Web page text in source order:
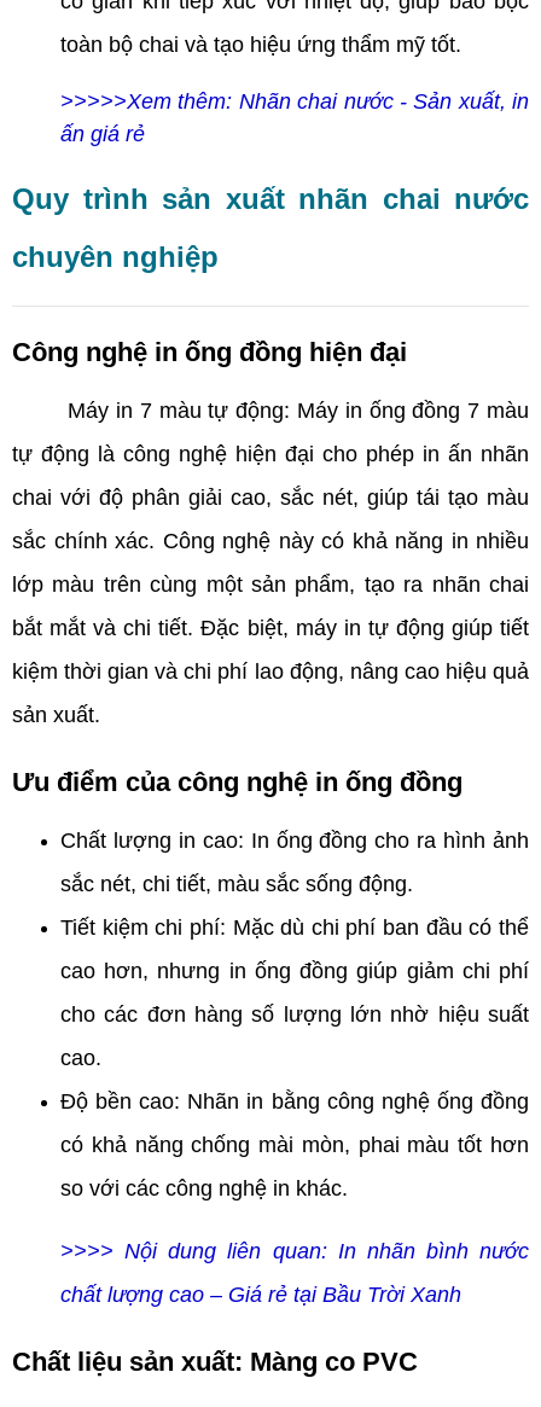
toàn bộ chai và tạo hiệu ứng thẩm mỹ tốt.
>>>>>Xem thêm: Nhãn chai nước - Sản xuất, in
ấn giá rẻ
Quy trình sản xuất nhãn chai nước
chuyên nghiệp
Công nghệ in ống đồng hiện đại
Máy in 7 màu tự động: Máy in ống đồng 7 màu
tự động là công nghệ hiện đại cho phép in ấn nhãn
chai với độ phân giải cao, sắc nét, giúp tái tạo màu
sắc chính xác. Công nghệ này có khả năng in nhiều
lớp màu trên cùng một sản phẩm, tạo ra nhãn chai
bắt mắt và chi tiết. Đặc biệt, máy in tự động giúp tiết
kiệm thời gian và chi phí lao động, nâng cao hiệu quả
sản xuất.
Ưu điểm của công nghệ in ống đồng
Chất lượng in cao: In ống đồng cho ra hình ảnh
sắc nét, chi tiết, màu sắc sống động.
Tiết kiệm chi phí: Mặc dù chi phí ban đầu có thể
cao hơn, nhưng in ống đồng giúp giảm chi phí
cho các đơn hàng số lượng lớn nhờ hiệu suất
cao.
Độ bền cao: Nhãn in bằng công nghệ ống đồng
có khả năng chống mài mòn, phai màu tốt hơn
so với các công nghệ in khác.
>>>> Nội dung liên quan: In nhãn bình nước
chất lượng cao – Giá rẻ tại Bầu Trời Xanh
Chất liệu sản xuất: Màng co PVC